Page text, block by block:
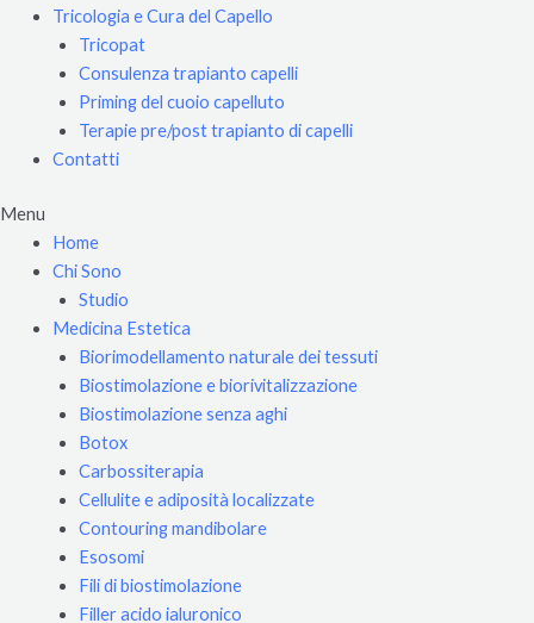
Tricologia e Cura del Capello
Tricopat
Consulenza trapianto capelli
Priming del cuoio capelluto
Terapie pre/post trapianto di capelli
Contatti
Menu
Home
Chi Sono
Studio
Medicina Estetica
Biorimodellamento naturale dei tessuti
Biostimolazione e biorivitalizzazione
Biostimolazione senza aghi
Botox
Carbossiterapia
Cellulite e adiposità localizzate
Contouring mandibolare
Esosomi
Fili di biostimolazione
Filler acido ialuronico